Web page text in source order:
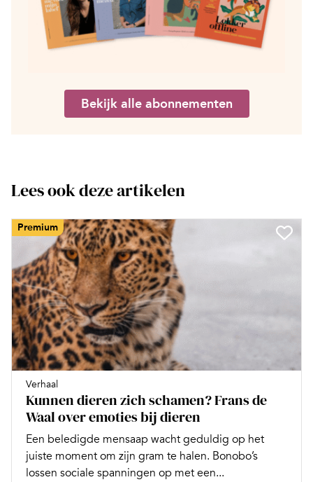
Bekijk alle abonnementen
Lees ook deze artikelen
Premium
Verhaal
Kunnen dieren zich schamen? Frans de
Waal over emoties bij dieren
Een beledigde mensaap wacht geduldig op het
juiste moment om zijn gram te halen. Bonobo’s
lossen sociale spanningen op met een...